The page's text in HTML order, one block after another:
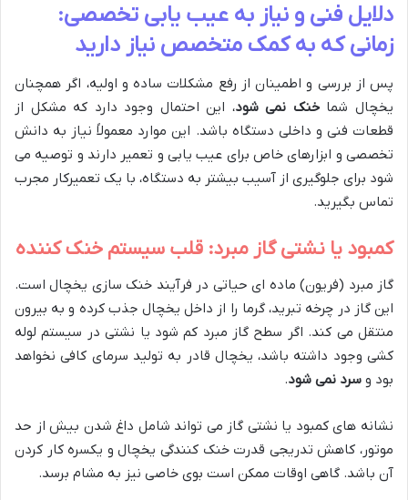
دلایل فنی و نیاز به عیب یابی تخصصی:
زمانی که به کمک متخصص نیاز دارید
پس از بررسی و اطمینان از رفع مشکلات ساده و اولیه، اگر همچنان
یخچال شماخنک نمی شود، این احتمال وجود دارد که مشکل از
قطعات فنی و داخلی دستگاه باشد. این موارد معمولاً نیاز به دانش
تخصصی و ابزارهای خاص برای عیب یابی و تعمیر دارند و توصیه می
شود برای جلوگیری از آسیب بیشتر به دستگاه، با یک تعمیرکار مجرب
تماس بگیرید.
کمبود یا نشتی گاز مبرد: قلب سیستم خنک کننده
گاز مبرد (فریون) ماده ای حیاتی در فرآیند خنک سازی یخچال است.
این گاز در چرخه تبرید، گرما را از داخل یخچال جذب کرده و به بیرون
منتقل می کند. اگر سطح گاز مبرد کم شود یا نشتی در سیستم لوله
کشی وجود داشته باشد، یخچال قادر به تولید سرمای کافی نخواهد
بود و سرد نمی شود.
نشانه های کمبود یا نشتی گاز می تواند شامل داغ شدن بیش از حد
موتور، کاهش تدریجی قدرت خنک کنندگی یخچال و یکسره کار کردن
آن باشد. گاهی اوقات ممکن است بوی خاصی نیز به مشام برسد.